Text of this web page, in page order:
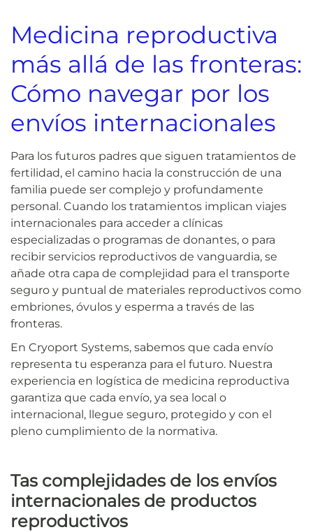
Medicina reproductiva
más allá de las fronteras:
Cómo navegar por los
envíos internacionales
Para los futuros padres que siguen tratamientos de
fertilidad, el camino hacia la construcción de una
familia puede ser complejo y profundamente
personal. Cuando los tratamientos implican viajes
internacionales para acceder a clínicas
especializadas o programas de donantes, o para
recibir servicios reproductivos de vanguardia, se
añade otra capa de complejidad para el transporte
seguro y puntual de materiales reproductivos como
embriones, óvulos y esperma a través de las
fronteras.
En Cryoport Systems, sabemos que cada envío
representa tu esperanza para el futuro. Nuestra
experiencia en logística de medicina reproductiva
garantiza que cada envío, ya sea local o
internacional, llegue seguro, protegido y con el
pleno cumplimiento de la normativa.
Tas complejidades de los envíos
internacionales de productos
reproductivos